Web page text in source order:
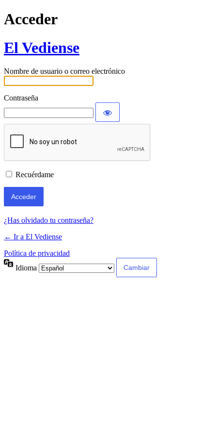
Acceder
El Vediense
Nombre de usuario o correo electrónico
Contraseña
Recuérdame
¿Has olvidado tu contraseña?
← Ir a El Vediense
Política de privacidad
Idioma